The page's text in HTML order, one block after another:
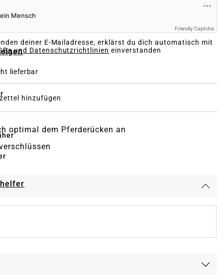
Friendly Captcha
deiner E-Mailadresse, erklärst du dich automatisch mit
und Datenschutzrichtlinien einverstanden
lieferbar
hinzufügen
optimal dem Pferderücken an